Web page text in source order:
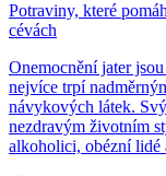
Potraviny, které
cévách
Onemocnění jater
nejvíce trpí
návykových látek.
nezdravým životním
alkoholici, obézní lidé